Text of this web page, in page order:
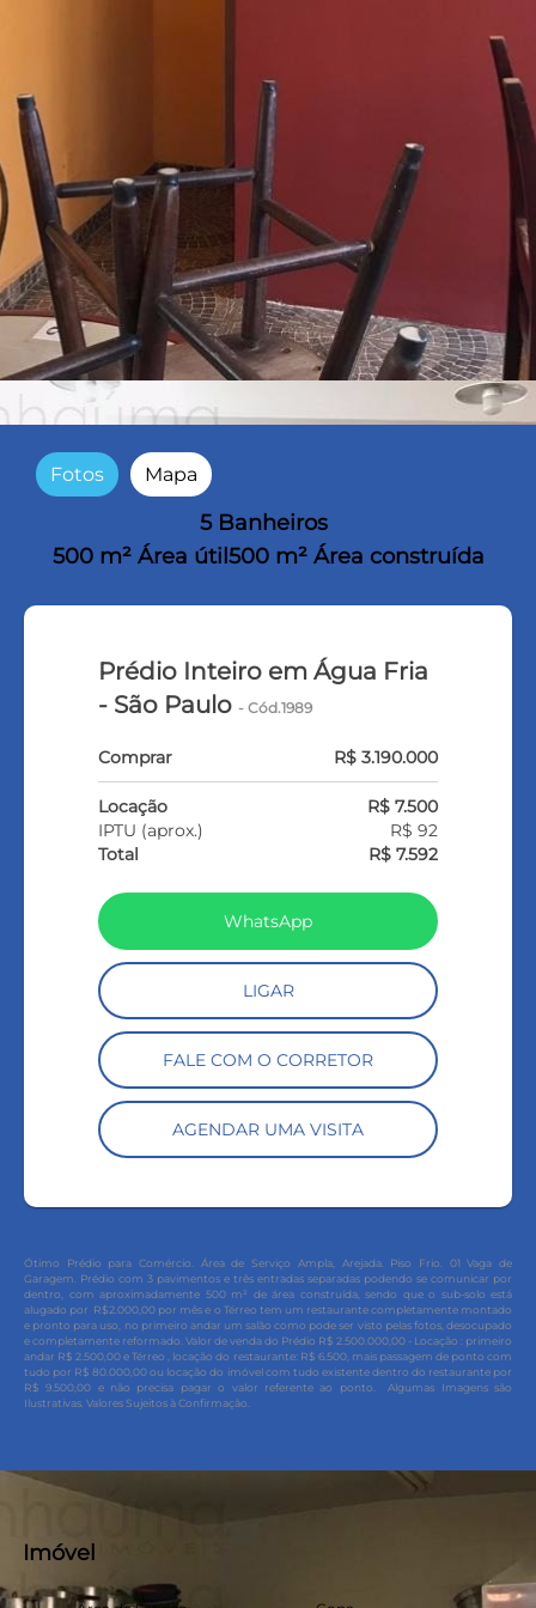
Fotos Mapa
5 Banheiros
500 m² Área útil500 m² Área construída
Prédio Inteiro em Água Fria
- São Paulo- Cód.1989
Comprar R$ 3.190.000
Locação
R$ 7.500
IPTU (aprox.)
R$ 92
Total
R$ 7.592
WhatsApp
LIGAR
FALE COM O CORRETOR
AGENDAR UMA VISITA
Ótimo Prédio para Comércio . Área de Serviço Ampla, Arejada. Piso Frio. 01 Vaga de
Garagem. Prédio com 3 pavimentos e três entradas separadas podendo se comunicar por
dentro, com aproximadamente 500 m² de área construída, sendo que o sub-solo está
alugado por R$2.000,00 por mês e o Térreo tem um restaurante completamente montado
e pronto para uso, no primeiro andar um salão como pode ser visto pelas fotos, desocupado
e completamente reformado. Valor de venda do Prédio R$ 2.500.000,00 - Locação : primeiro
andar R$ 2.500,00 e Térreo , locação do restaurante: R$ 6.500, mais passagem de ponto com
tudo por R$ 80.000,00 ou locação do imóvel com tudo existente dentro do restaurante por
R$ 9.500,00 e não precisa pagar o valor referente ao ponto.Algumas Imagens são
Ilustrativas. Valores Sujeitos à Confirmação.
Imóvel